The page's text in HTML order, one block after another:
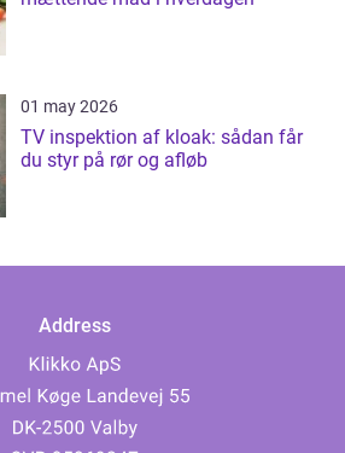
01 may 2026
TV inspektion af kloak: sådan får
du styr på rør og afløb
Address